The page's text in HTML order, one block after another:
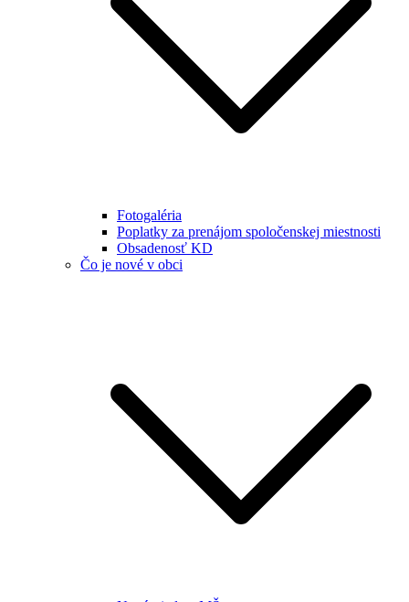
Fotogaléria
Poplatky za prenájom spoločenskej miestnosti
Obsadenosť KD
Čo je nové v obci